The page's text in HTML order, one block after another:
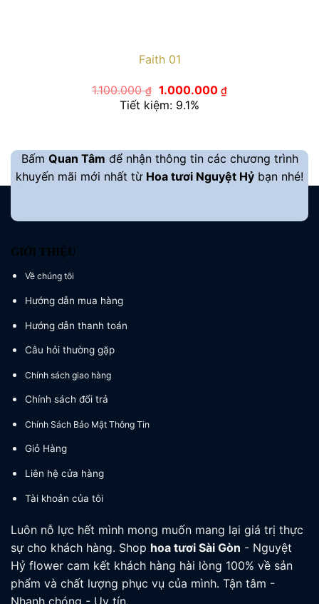
Faith 01
1.100.000₫ Giá
gốc
là:
1.000.000 ₫Giá
hiện
Tiết kiệm: 9.1%
Bấm Quan Tâm để nhận thông tin các chương trình
khuyến mãi mới nhất từ Hoa tươi Nguyệt Hỷ bạn nhé!
GIỚI THIỆU
Về chúng tôi
Hướng dẫn mua hàng
Hướng dẫn thanh toán
Câu hỏi thường gặp
Chính sách giao hàng
Chính sách đổi trả
Chính Sách Bảo Mật Thông Tin
Giỏ Hàng
Liên hệ cửa hàng
Tài khoản của tôi
Luôn nỗ lực hết mình mong muốn mang lại giá trị thực
sự cho khách hàng. Shop hoa tươi Sài Gòn - Nguyệt
Hỷ flower cam kết khách hàng hài lòng 100% về sản
phẩm và chất lượng phục vụ của mình. Tận tâm -